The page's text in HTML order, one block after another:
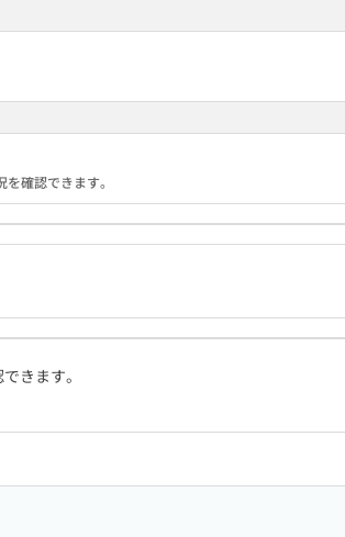
確認できます。
きます。